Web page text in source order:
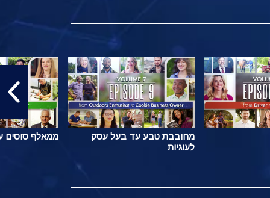
מחובבת טבע עד בעל עסק
לעוגיות
ממאלף סוסים